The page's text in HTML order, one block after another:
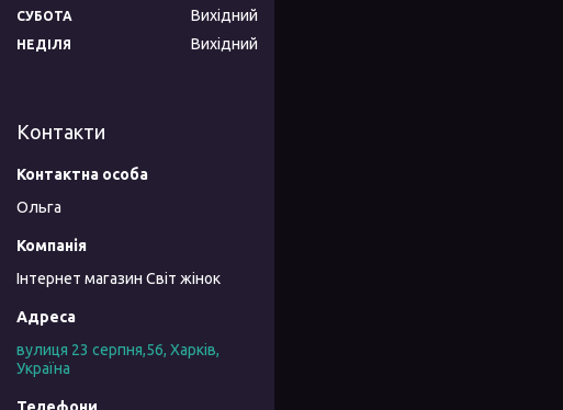
СУБОТА Вихідний
НЕДІЛЯ Вихідний
Контакти
Ольга
Інтернет магазин Світ жінок
вулиця 23 серпня,56, Харків,
Україна